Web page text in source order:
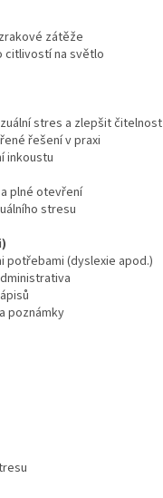
zátěže
citlivostí na světlo
stres a zlepšit čitelnost
řešení v praxi
inkoustu
plné otevření
stresu
potřebami (dyslexie apod.)
poznámky